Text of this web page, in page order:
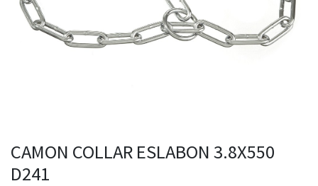
CAMON COLLAR ESLABON 3.8X550
D241